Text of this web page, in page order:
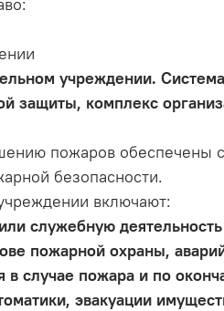
учреждении.
защиты, комплекс
пожаров обеспечены
безопасности.
включают:
служебную
пожарной охраны,
случае пожара и по
эвакуации